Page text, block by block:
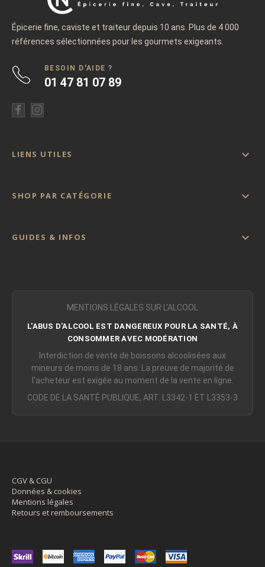
Épicerie fine, caviste et traiteur depuis 10 ans. Plus de 4 000
références sélectionnées pour les gourmets exigeants.
BESOIN D'AIDE ?
01 47 81 07 89
LIENS UTILES 
SHOP PAR CATÉGORIE 
GUIDES & INFOS 
MENTIONS LÉGALES SUR L'ALCOOL
L'ABUS D'ALCOOL EST DANGEREUX POUR LA SANTÉ, À
CONSOMMER AVEC MODÉRATION
Interdiction de vente de boissons alcoolisées aux
mineurs de moins de 18 ans. La preuve de majorité de
l'acheteur est exigée au moment de la vente en ligne.
CODE DE LA SANTÉ PUBLIQUE, ART. L3342-1 ET L3353-3
CGV & CGU
Données & cookies
Mentions légales
Retours et remboursements